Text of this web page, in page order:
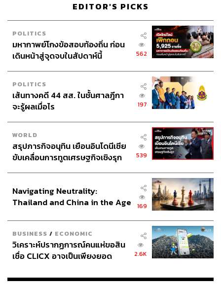
EDITOR'S PICKS
POLITICS
มหากาพย์โกงข้อสอบท้องถิ่น ก่อน
เดินหน้าสู่จุดจบในสัปดาห์นี้
562
POLITICS
เส้นทางคดี 44 สส. ในชั้นศาลฎีกา
จะรู้ผลเมื่อไร
197
WORLD
สรุปภารกิจอนุทิน เยือนอินโดนีเซีย
ขับเคลื่อนการทูตเศรษฐกิจเชิงรุก
539
Navigating Neutrality:
Thailand and China in the Age
169
BUSINESS / ECONOMIC
วิเคราะห์ปรากฏการณ์คนแห่ขอสิน
เชื่อ CLICX อาจเป็นเพียงยอด
เรือนไทยที่ถูกซุกไว้
2.6K